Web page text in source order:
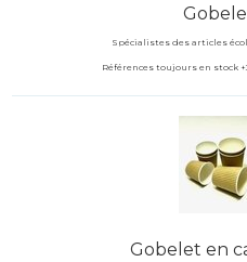
Spécialistes des articles
Références toujours en stock
Gobelet en